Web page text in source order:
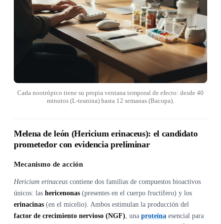
Cada nootrópico tiene su propia ventana temporal de efecto: desde 40
minutos (L-teanina) hasta 12 semanas (Bacopa).
Melena de león (Hericium erinaceus): el candidato
prometedor con evidencia preliminar
Mecanismo de acción
Hericium erinaceus contiene dos familias de compuestos bioactivos
únicos: las hericenonas (presentes en el cuerpo fructífero) y los
erinacinas (en el micelio). Ambos estimulan la producción del
factor de crecimiento nervioso (NGF), una proteína esencial para